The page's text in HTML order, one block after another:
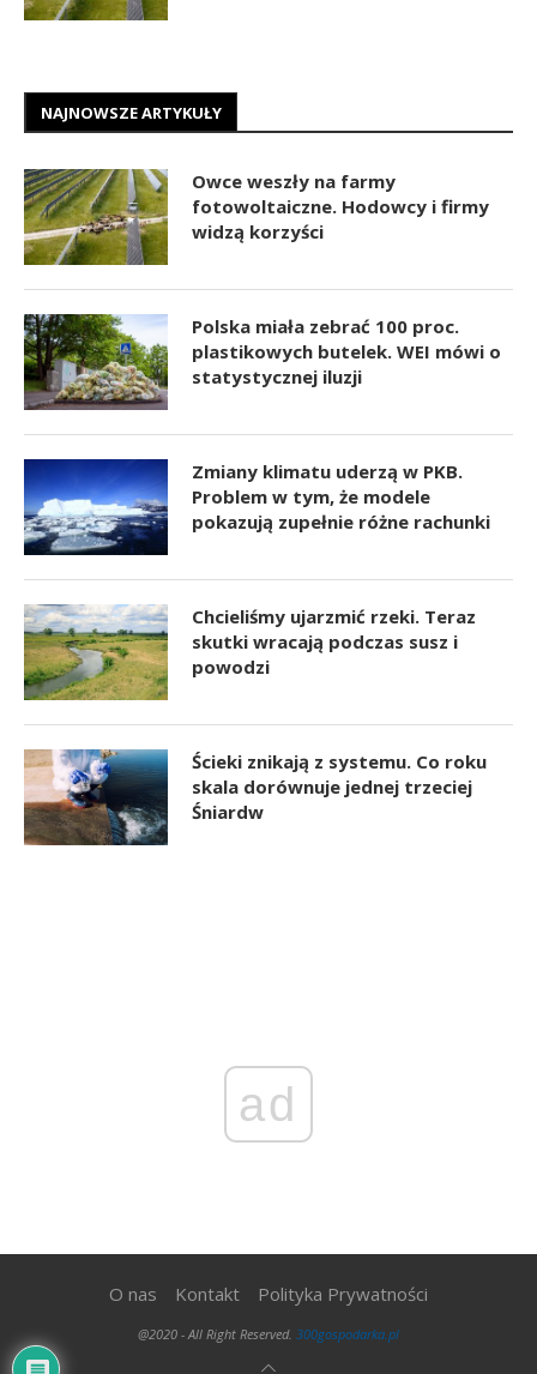
NAJNOWSZE ARTYKUŁY
Owce weszły na farmy
fotowoltaiczne. Hodowcy i firmy
widzą korzyści
Polska miała zebrać 100 proc.
plastikowych butelek. WEI mówi o
statystycznej iluzji
Zmiany klimatu uderzą w PKB.
Problem w tym, że modele
pokazują zupełnie różne rachunki
Chcieliśmy ujarzmić rzeki. Teraz
skutki wracają podczas susz i
powodzi
Ścieki znikają z systemu. Co roku
skala dorównuje jednej trzeciej
Śniardw
ad
O nas Kontakt Polityka Prywatności
@2020 - All Right Reserved. 300gospodarka.pl